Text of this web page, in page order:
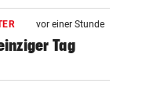
vor einer Stunde
Tag